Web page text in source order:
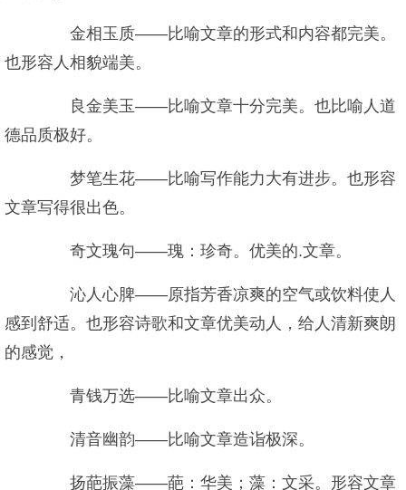
金相玉质——比喻文章的形式和内容都完美。
也形容人相貌端美。
良金美玉——比喻文章十分完美。也比喻人道
德品质极好。
梦笔生花——比喻写作能力大有进步。也形容
文章写得很出色。
奇文瑰句——瑰：珍奇。优美的.文章。
沁人心脾——原指芳香凉爽的空气或饮料使人
感到舒适。也形容诗歌和文章优美动人，给人清新爽朗
的感觉，
青钱万选——比喻文章出众。
清音幽韵——比喻文章造诣极深。
扬葩振藻——葩：华美；藻：文采。形容文章